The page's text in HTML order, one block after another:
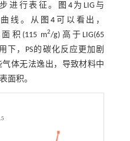
进行表征。 图4为LIG与
线。从 图4可以看出，
积(115 m2/g)高于LIG(65
下，PS的碳化反应更加剧
体无法逸出，导致材料中
面积。